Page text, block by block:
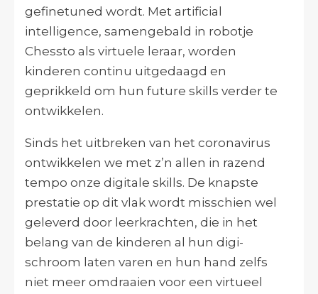
gefinetuned wordt. Met artificial
intelligence, samengebald in robotje
Chessto als virtuele leraar, worden
kinderen continu uitgedaagd en
geprikkeld om hun future skills verder te
ontwikkelen.
Sinds het uitbreken van het coronavirus
ontwikkelen we met z’n allen in razend
tempo onze digitale skills. De knapste
prestatie op dit vlak wordt misschien wel
geleverd door leerkrachten, die in het
belang van de kinderen al hun digi-
schroom laten varen en hun hand zelfs
niet meer omdraaien voor een virtueel